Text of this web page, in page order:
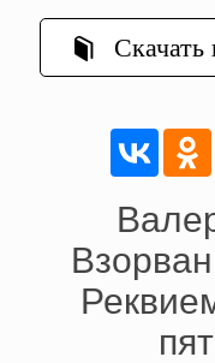
Скачать